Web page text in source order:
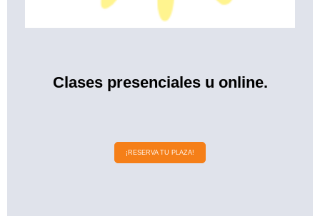
Clases presenciales u online.
¡RESERVA TU PLAZA!